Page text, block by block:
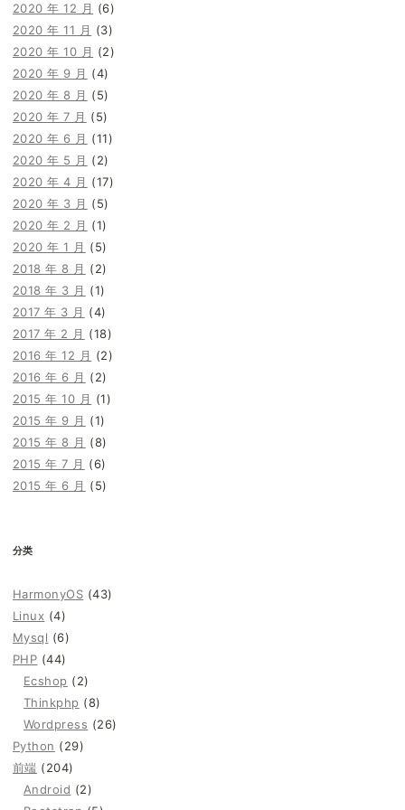
2020 年 12 月 (6)
2020 年 11 月 (3)
2020 年 10 月 (2)
2020 年 9 月 (4)
2020 年 8 月 (5)
2020 年 7 月 (5)
2020 年 6 月 (11)
2020 年 5 月 (2)
2020 年 4 月 (17)
2020 年 3 月 (5)
2020 年 2 月 (1)
2020 年 1 月 (5)
2018 年 8 月 (2)
2018 年 3 月 (1)
2017 年 3 月 (4)
2017 年 2 月 (18)
2016 年 12 月 (2)
2016 年 6 月 (2)
2015 年 10 月 (1)
2015 年 9 月 (1)
2015 年 8 月 (8)
2015 年 7 月 (6)
2015 年 6 月 (5)
分类
HarmonyOS (43)
Linux (4)
Mysql (6)
PHP (44)
Ecshop (2)
Thinkphp (8)
Wordpress (26)
Python (29)
前端 (204)
Android (2)